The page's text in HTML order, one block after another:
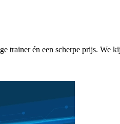
én een scherpe prijs. We